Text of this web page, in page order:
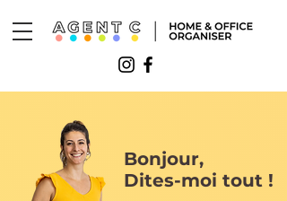
Bonjour,
Dites-moi tout !